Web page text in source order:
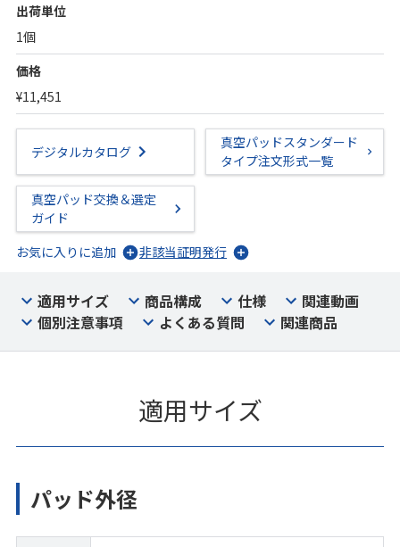
出荷単位
1個
価格
¥11,451
デジタルカタログ
真空パッドスタンダード
タイプ注文形式一覧
真空パッド交換＆選定
ガイド
お気に入りに追加
非該当証明発行
適用サイズ 商品構成 仕様
関連動画
個別注意事項
よくある質問 関連商品
適用サイズ
パッド外径